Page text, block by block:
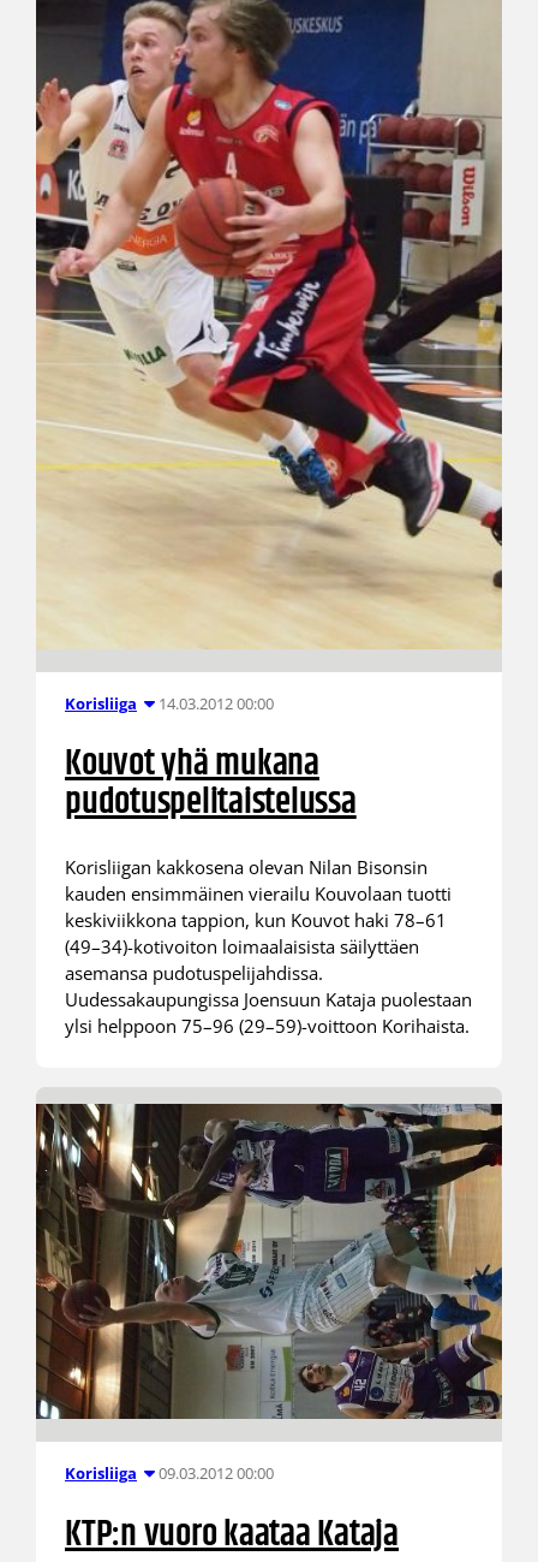
Korisliiga 14.03.2012 00:00
Kouvot yhä mukana
pudotuspelitaistelussa
Korisliigan kakkosena olevan Nilan Bisonsin
kauden ensimmäinen vierailu Kouvolaan tuotti
keskiviikkona tappion, kun Kouvot haki 78–61
(49–34)-kotivoiton loimaalaisista säilyttäen
asemansa pudotuspelijahdissa.
Uudessakaupungissa Joensuun Kataja puolestaan
ylsi helppoon 75–96 (29–59)-voittoon Korihaista.
Korisliiga 09.03.2012 00:00
KTP:n vuoro kaataa Kataja